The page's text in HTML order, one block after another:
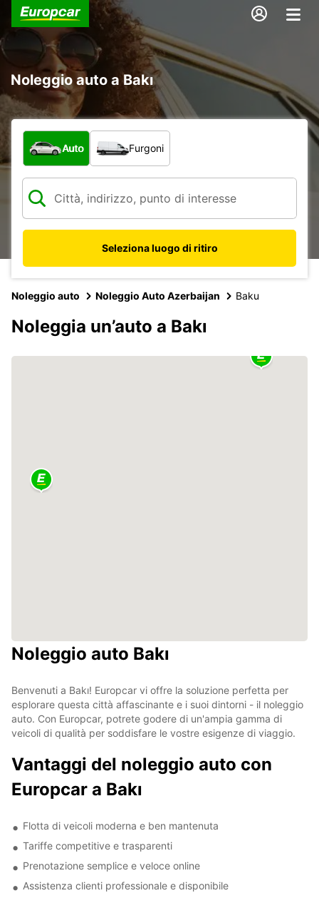
Noleggio auto a Bakı
Scegli la tipologia di veicolo:
Auto Furgoni
Seleziona luogo di ritiro
Noleggio auto Noleggio Auto Azerbaijan Baku
Noleggia un’auto a Bakı
Noleggio auto Bakı
Benvenuti a Bakı! Europcar vi offre la soluzione perfetta per
esplorare questa città affascinante e i suoi dintorni - il noleggio
auto. Con Europcar, potrete godere di un'ampia gamma di
veicoli di qualità per soddisfare le vostre esigenze di viaggio.
Vantaggi del noleggio auto con
Europcar a Bakı
Flotta di veicoli moderna e ben mantenuta
Tariffe competitive e trasparenti
Prenotazione semplice e veloce online
Assistenza clienti professionale e disponibile